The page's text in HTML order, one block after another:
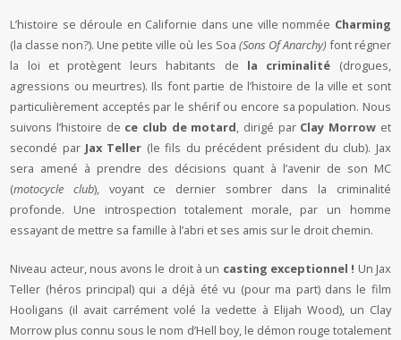
L’histoire se déroule en Californie dans une ville nommée Charming
(la classe non?). Une petite ville où les Soa (Sons Of Anarchy) font régner
la loi et protègent leurs habitants de la criminalité (drogues,
agressions ou meurtres). Ils font partie de l’histoire de la ville et sont
particulièrement acceptés par le shérif ou encore sa population. Nous
suivons l’histoire de ce club de motard, dirigé par Clay Morrow et
secondé par Jax Teller (le fils du précédent président du club). Jax
sera amené à prendre des décisions quant à l’avenir de son MC
(motocycle club), voyant ce dernier sombrer dans la criminalité
profonde. Une introspection totalement morale, par un homme
essayant de mettre sa famille à l’abri et ses amis sur le droit chemin.
Niveau acteur, nous avons le droit à un casting exceptionnel ! Un Jax
Teller (héros principal) qui a déjà été vu (pour ma part) dans le film
Hooligans (il avait carrément volé la vedette à Elijah Wood), un Clay
Morrow plus connu sous le nom d’Hell boy, le démon rouge totalement